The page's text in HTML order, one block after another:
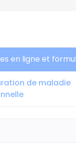
en ligne et
de maladie